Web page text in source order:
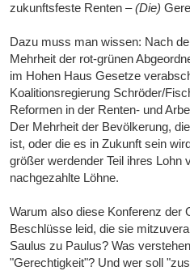
zukunftsfeste Renten –(Die)
Dazu muss man wissen: Nach
Mehrheit der rot-grünen
im Hohen Haus Gesetze
Koalitionsregierung Schröder/
Reformen in der Renten- und
Der Mehrheit der Bevölkerung,
ist, oder die es in Zukunft sein
größer werdender Teil ihres Lohn
nachgezahlte Löhne.
Warum also diese Konferenz der
Beschlüsse leid, die sie
Saulus zu Paulus? Was
"Gerechtigkeit"? Und wer soll